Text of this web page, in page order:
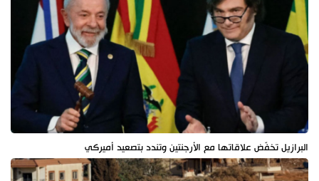
البرازيل تخفّض علاقاتها مع الأرجنتين وتندد بتصعيد أميركي